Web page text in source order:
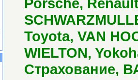
Toyota, VAN
WIELTON,
Страхование,